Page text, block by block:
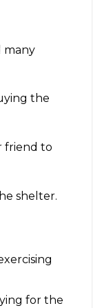
many
the
friend to
shelter.
for the